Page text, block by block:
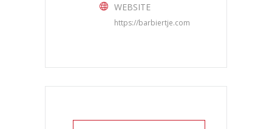
WEBSITE
https://barbiertje.com